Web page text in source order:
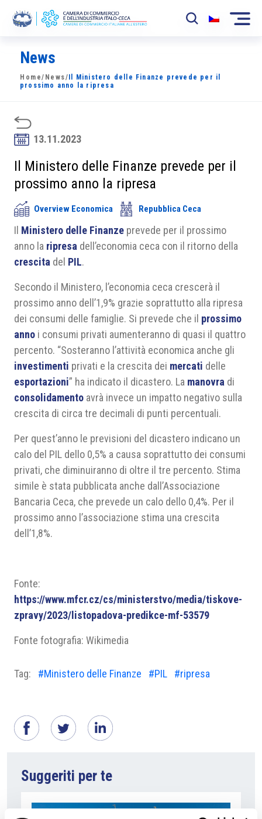
La Camera
News
Sviluppo Mercato
Soci
Partner
Progetti
Area riservata
News
Home/ News/ Il Ministero delle Finanze prevede per il
prossimo anno la ripresa
13.11.2023
Il Ministero delle Finanze prevede per il
prossimo anno la ripresa
Overview Economica Repubblica Ceca
Il Ministero delle Finanze prevede per il prossimo
anno la ripresa dell’economia ceca con il ritorno della
crescita del PIL.
Secondo il Ministero, l’economia ceca crescerà il
prossimo anno dell’1,9% grazie soprattutto alla ripresa
dei consumi delle famiglie. Si prevede che il prossimo
anno i consumi privati aumenteranno di quasi il quattro
percento. “Sosteranno l’attività economica anche gli
investimenti privati e la crescita dei mercati delle
esportazioni” ha indicato il dicastero. La manovra di
consolidamento avrà invece un impatto negativo sulla
crescita di circa tre decimali di punti percentuali.
Per quest’anno le previsioni del dicastero indicano un
calo del PIL dello 0,5% a causa soprattutto dei consumi
privati, che diminuiranno di oltre il tre percento. Stima
simile è stata pubblicata anche dall’Associazione
Bancaria Ceca, che prevede un calo dello 0,4%. Per il
prossimo anno l’associazione stima una crescita
dell’1,8%.
Fonte:
https://www.mfcr.cz/cs/ministerstvo/media/tiskove-
zpravy/2023/listopadova-predikce-mf-53579
Fonte fotografia: Wikimedia
Tag: #Ministero delle Finanze #PIL #ripresa
Suggeriti per te